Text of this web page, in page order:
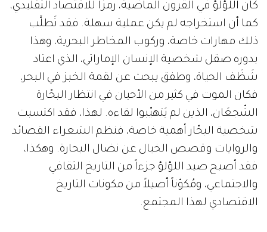
كان اللؤلؤ في القرون الماضية، رمزاً للاقتصاد التقليدي،
كما أن استخراجه لم يكن عملية سهلة. فقد تَطلَّب
ذلك مهارات خاصة، وركوب المخاطر البحرية، وهذا
بدوره صقل شخصية الإنسان الإماراتي، الذي اعتاد
شَظَف الحياة، وطفق يبحث عن لقمة الخبز في البحر،
فكان الموت في كثير من الأحيان في انتظار البحّارة
الشّجعَان، الذين لم يَتهيّبوا لقاءه. لهذا، فقد اكتسبت
شخصية البحّار أهمية خاصة، فنظم الشعراء القصائد
والروايات وقصص الخيال عن نضال البحارة. وهكذا،
فقد أصبح صيد اللؤلؤ جزءاً من التاريخ الثقافي
والاجتماعي، ومُكوّناً أصيلاً من مكونات التاريخ
الاقتصادي لهذا المجتمع.